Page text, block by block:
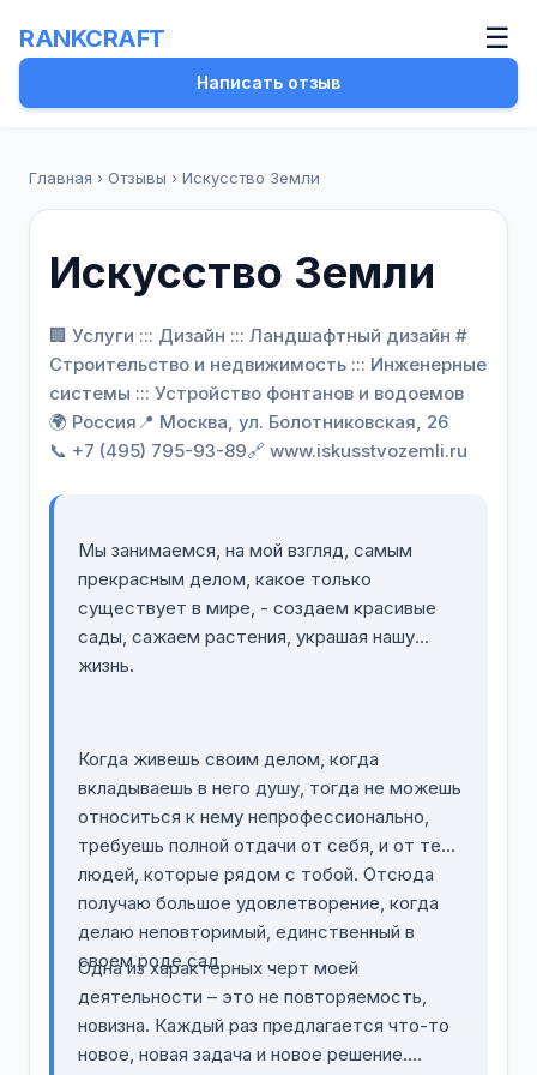
RANKCRAFT ☰
Написать отзыв
Главная › Отзывы › Искусство Земли
Искусство Земли
🏢 Услуги ::: Дизайн ::: Ландшафтный дизайн #
Строительство и недвижимость ::: Инженерные
системы ::: Устройство фонтанов и водоемов
🌍 Россия📍 Москва, ул. Болотниковская, 26
📞 +7 (495) 795-93-89🔗 www.iskusstvozemli.ru
Мы занимаемся, на мой взгляд, самым
прекрасным делом, какое только
существует в мире, - создаем красивые
сады, сажаем растения, украшая нашу
жизнь.
Когда живешь своим делом, когда
вкладываешь в него душу, тогда не можешь
относиться к нему непрофессионально,
требуешь полной отдачи от себя, и от тех
людей, которые рядом с тобой. Отсюда
получаю большое удовлетворение, когда
делаю неповторимый, единственный в
своем роде сад.
Одна из характерных черт моей
деятельности – это не повторяемость,
новизна. Каждый раз предлагается что-то
новое, новая задача и новое решение.